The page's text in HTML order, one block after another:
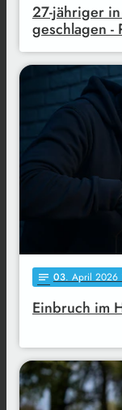
27-jähriger
geschlagen -
notes 03. April 2026
Einbruch im